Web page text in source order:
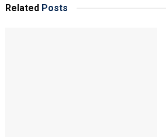
Related Posts